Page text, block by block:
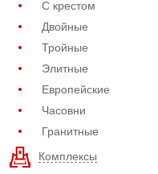
С крестом
Двойные
Тройные
Элитные
Европейские
Часовни
Гранитные
Комплексы